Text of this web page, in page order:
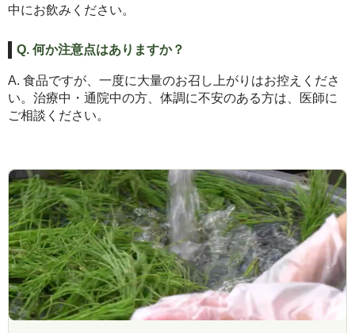
中にお飲みください。
Q. 何か注意点はありますか？
A. 食品ですが、一度に大量のお召し上がりはお控えくださ
い。治療中・通院中の方、体調に不安のある方は、医師に
ご相談ください。